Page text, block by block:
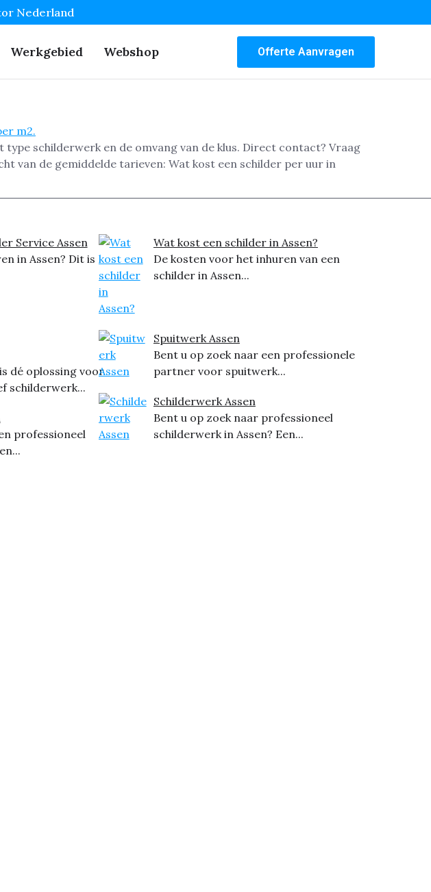
Nederland
Werkgebied Webshop Offerte Aanvragen
schilderwerk en de omvang van de klus. Direct contact? Vraag
van de gemiddelde tarieven: Wat kost een schilder per uur in
Service Assen
in Assen? Dit is
dé oplossing voor
schilderwerk...
professioneel
Wat kost een schilder in Assen?
De kosten voor het inhuren van een
schilder in Assen...
Spuitwerk Assen
Bent u op zoek naar een professionele
partner voor spuitwerk...
Schilderwerk Assen
Bent u op zoek naar professioneel
schilderwerk in Assen? Een...